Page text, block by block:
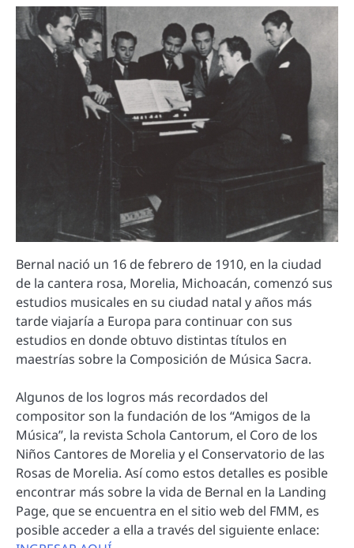
Bernal nació un 16 de febrero de 1910, en la ciudad
de la cantera rosa, Morelia, Michoacán, comenzó sus
estudios musicales en su ciudad natal y años más
tarde viajaría a Europa para continuar con sus
estudios en donde obtuvo distintas títulos en
maestrías sobre la Composición de Música Sacra.
Algunos de los logros más recordados del
compositor son la fundación de los “Amigos de la
Música”, la revista Schola Cantorum, el Coro de los
Niños Cantores de Morelia y el Conservatorio de las
Rosas de Morelia. Así como estos detalles es posible
encontrar más sobre la vida de Bernal en la Landing
Page, que se encuentra en el sitio web del FMM, es
posible acceder a ella a través del siguiente enlace: